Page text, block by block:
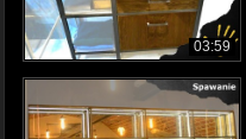
03:59